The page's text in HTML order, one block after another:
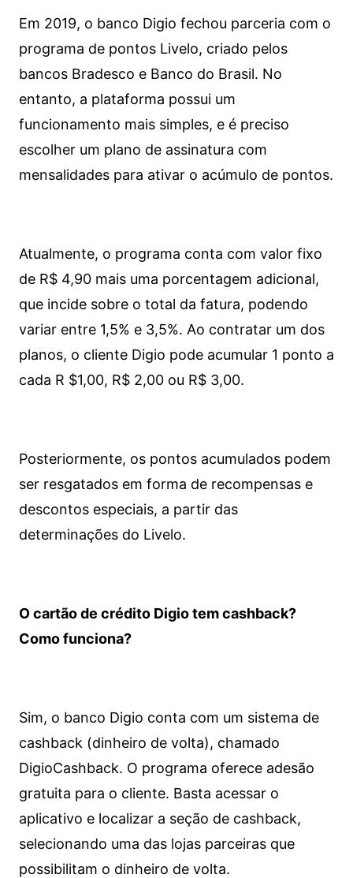
Em 2019, o banco Digio fechou parceria com o
programa de pontos Livelo, criado pelos
bancos Bradesco e Banco do Brasil. No
entanto, a plataforma possui um
funcionamento mais simples, e é preciso
escolher um plano de assinatura com
mensalidades para ativar o acúmulo de pontos.
Atualmente, o programa conta com valor fixo
de R$ 4,90 mais uma porcentagem adicional,
que incide sobre o total da fatura, podendo
variar entre 1,5% e 3,5%. Ao contratar um dos
planos, o cliente Digio pode acumular 1 ponto a
cada R $1,00, R$ 2,00 ou R$ 3,00.
Posteriormente, os pontos acumulados podem
ser resgatados em forma de recompensas e
descontos especiais, a partir das
determinações do Livelo.
O cartão de crédito Digio tem cashback?
Como funciona?
Sim, o banco Digio conta com um sistema de
cashback (dinheiro de volta), chamado
DigioCashback. O programa oferece adesão
gratuita para o cliente. Basta acessar o
aplicativo e localizar a seção de cashback,
selecionando uma das lojas parceiras que
possibilitam o dinheiro de volta.